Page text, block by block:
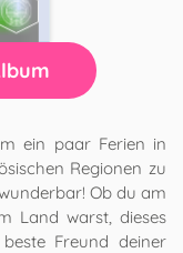
ein paar Ferien in
Regionen zu
Ob du am
Land warst, dieses
Freund deiner